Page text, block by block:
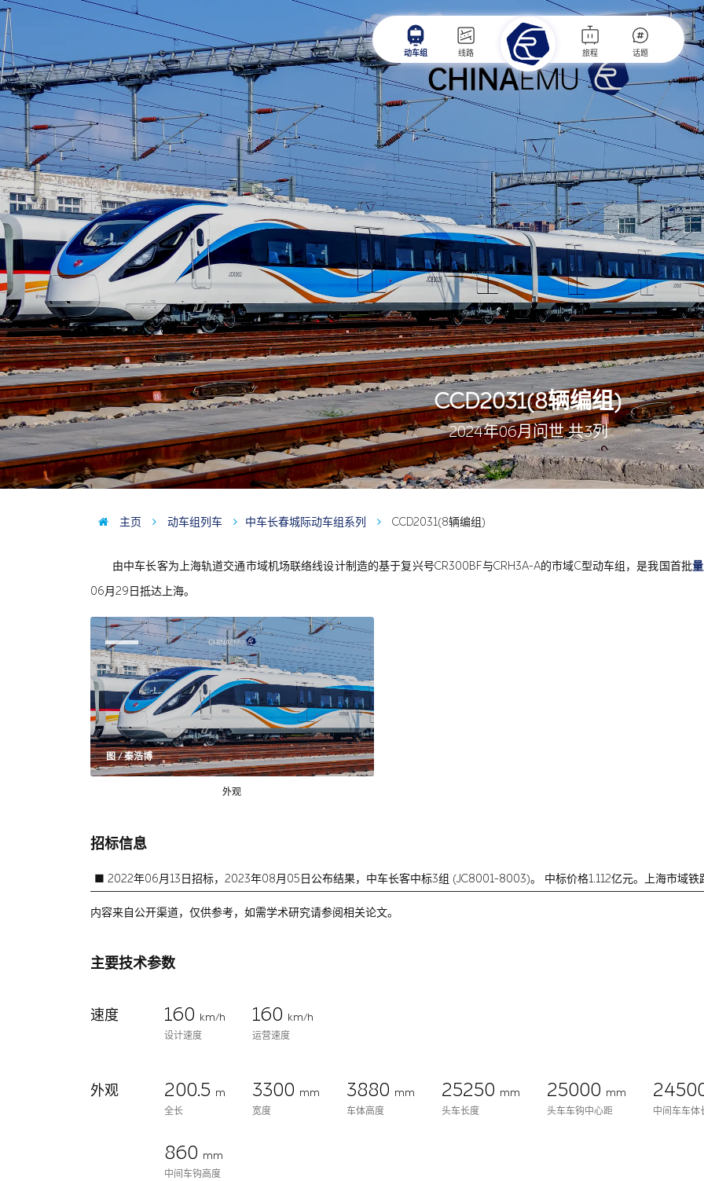
动车组 线路 旅程 话题
CCD2031(8辆编组)
2024年06月问世 共3列
主页 动车组列车 中车长春城际动车组系列 CCD2031(8辆编组)
由中车长客为上海轨道交通市域机场联络线设计制造的基于复兴号CR300BF与CRH3A-A的市域C型动车组，是我国首批
06月29日抵达上海。
图 / 秦浩博
外观
招标信息
■ 2022年06月13日招标，2023年08月05日公布结果， 中车长客中标3组 (JC8001-8003)。 中标价格1.112亿元。上海市域铁
内容来自公开渠道，仅供参考，如需学术研究请参阅相关论文。
主要技术参数
速度 160
km/h
设计速度
160
km/h
运营速度
外观 200.5 m
全长
3300 mm
宽度
3880 mm
车体高度
25250 mm
头车长度
25000 mm
头车车钩中心距
中间车车体
860 mm
中间车钩高度